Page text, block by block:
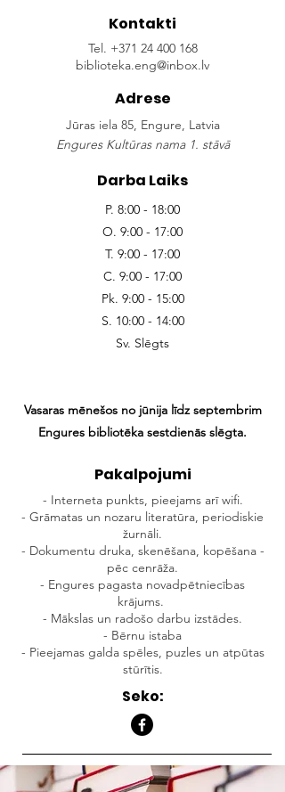
Kontakti
Tel. +371 24 400 168
biblioteka.eng@inbox.lv
Adrese
Jūras iela 85, Engure, Latvia
Engures Kultūras nama 1. stāvā
Darba Laiks
P. 8:00 - 18:00
O. 9:00 - 17:00
T. 9:00 - 17:00
C. 9:00 - 17:00
Pk. 9:00 - 15:00
S. 10:00 - 14:00
Sv. Slēgts
Vasaras mēnešos no jūnija līdz septembrim
Engures bibliotēka sestdienās slēgta.
Pakalpojumi
- Interneta punkts, pieejams arī wifi.
- Grāmatas un nozaru literatūra, periodiskie
žurnāli.
- Dokumentu druka, skenēšana, kopēšana -
pēc cenrāža.
- Engures pagasta novadpētniecības
krājums.
- Mākslas un radošo darbu izstādes.
- Bērnu istaba
- Pieejamas galda spēles, puzles un atpūtas
stūrītis.
Seko: